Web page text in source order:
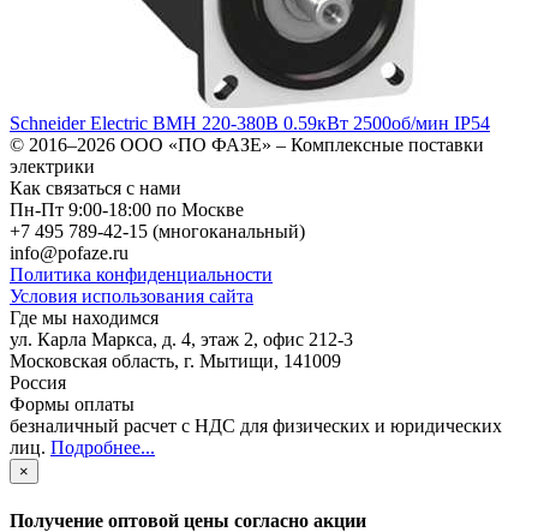
Schneider Electric BMH 220-380В 0.59кВт 2500об/мин IP54
© 2016–2026 ООО «ПО ФАЗЕ» – Комплексные поставки
электрики
Как связаться с нами
Пн-Пт 9:00-18:00 по Москве
+7 495 789-42-15 (многоканальный)
info@pofaze.ru
Политика конфиденциальности
Условия использования сайта
Где мы находимся
ул. Карла Маркса, д. 4, этаж 2, офис 212-3
Московская область, г. Мытищи, 141009
Россия
Формы оплаты
безналичный расчет с НДС для физических и юридических
лиц. Подробнее...
×
Получение оптовой цены согласно акции